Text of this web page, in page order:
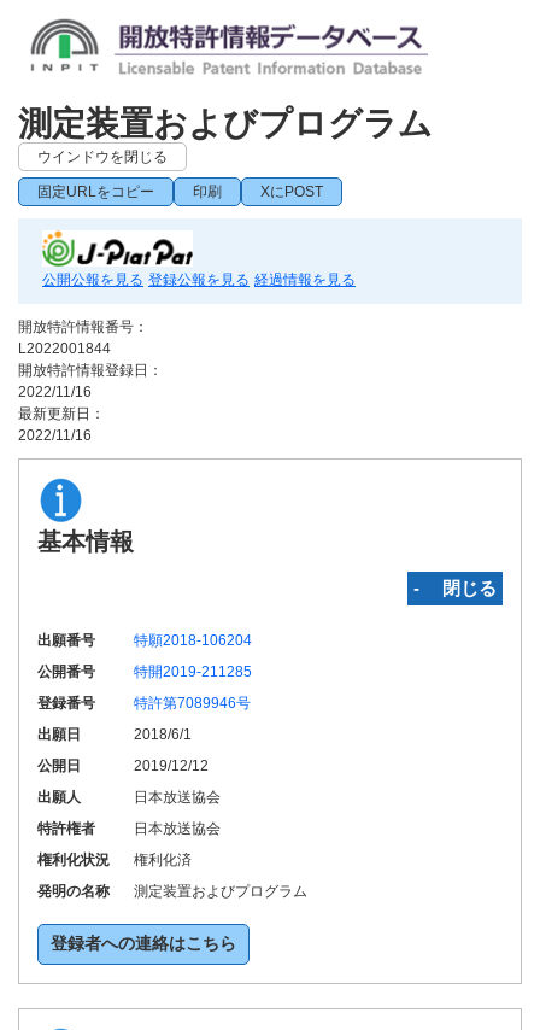
測定装置およびプログラム
ウインドウを閉じる
固定URLをコピー 印刷 XにPOST
公開公報を見る 登録公報を見る 経過情報を見る
開放特許情報番号：
L2022001844
開放特許情報登録日：
2022/11/16
最新更新日：
2022/11/16
基本情報
‐ 閉じる
出願番号
特願2018-106204
公開番号
特開2019-211285
登録番号
特許第7089946号
出願日
2018/6/1
公開日
2019/12/12
出願人
日本放送協会
特許権者
日本放送協会
権利化状況
権利化済
発明の名称
測定装置およびプログラム
登録者への連絡はこちら